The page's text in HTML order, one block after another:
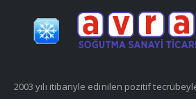
2003 yılı itibariyle edinilen pozitif